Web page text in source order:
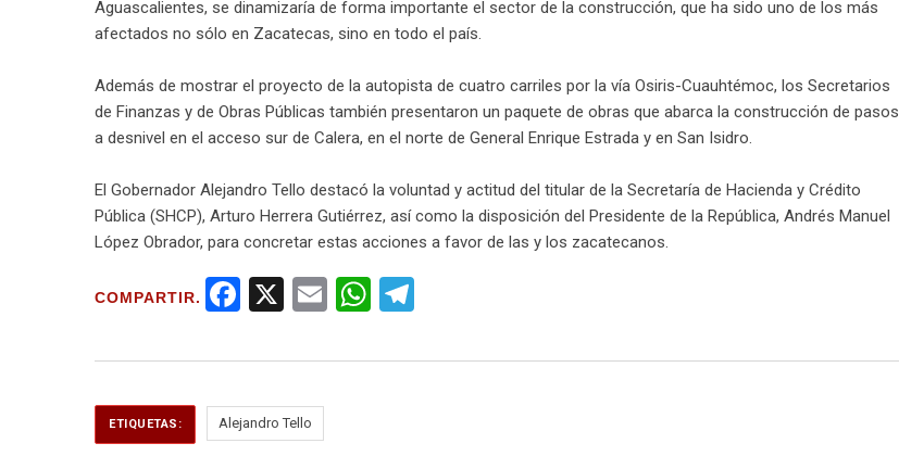
Aguascalientes, se dinamizaría de forma importante el sector de la construcción, que ha sido uno de los más
afectados no sólo en Zacatecas, sino en todo el país.
Además de mostrar el proyecto de la autopista de cuatro carriles por la vía Osiris-Cuauhtémoc, los Secretarios
de Finanzas y de Obras Públicas también presentaron un paquete de obras que abarca la construcción de pasos
a desnivel en el acceso sur de Calera, en el norte de General Enrique Estrada y en San Isidro.
El Gobernador Alejandro Tello destacó la voluntad y actitud del titular de la Secretaría de Hacienda y Crédito
Pública (SHCP), Arturo Herrera Gutiérrez, así como la disposición del Presidente de la República, Andrés Manuel
López Obrador, para concretar estas acciones a favor de las y los zacatecanos.
COMPARTIR.
F
ce
b
o
X
E
ail
W
at e
ETIQUETAS: Alejandro Tello